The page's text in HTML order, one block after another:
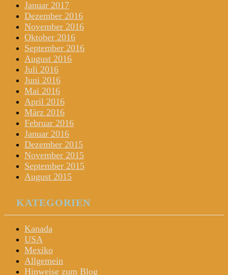
Januar 2017
Dezember 2016
November 2016
Oktober 2016
September 2016
August 2016
Juli 2016
Juni 2016
Mai 2016
April 2016
März 2016
Februar 2016
Januar 2016
Dezember 2015
November 2015
September 2015
August 2015
KATEGORIEN
Kanada
USA
Mexiko
Allgemein
Hinweise zum Blog